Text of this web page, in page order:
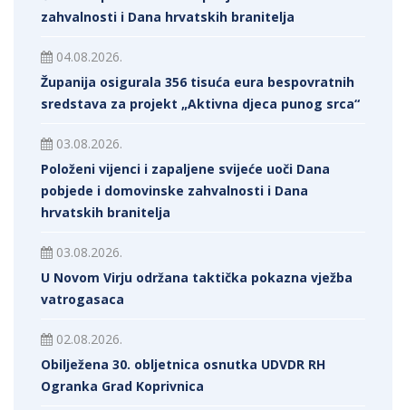
zahvalnosti i Dana hrvatskih branitelja
04.08.2026.
Županija osigurala 356 tisuća eura bespovratnih
sredstava za projekt „Aktivna djeca punog srca“
03.08.2026.
Položeni vijenci i zapaljene svijeće uoči Dana
pobjede i domovinske zahvalnosti i Dana
hrvatskih branitelja
03.08.2026.
U Novom Virju održana taktička pokazna vježba
vatrogasaca
02.08.2026.
Obilježena 30. obljetnica osnutka UDVDR RH
Ogranka Grad Koprivnica